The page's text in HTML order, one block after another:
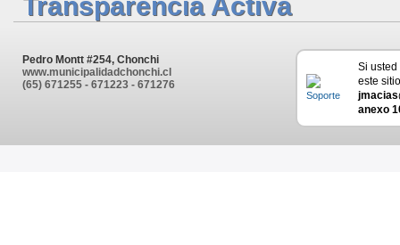
Pedro Montt #254, Chonchi
www.municipalidadchonchi.cl
(65) 671255 - 671223 - 671276
Si
este
anexo